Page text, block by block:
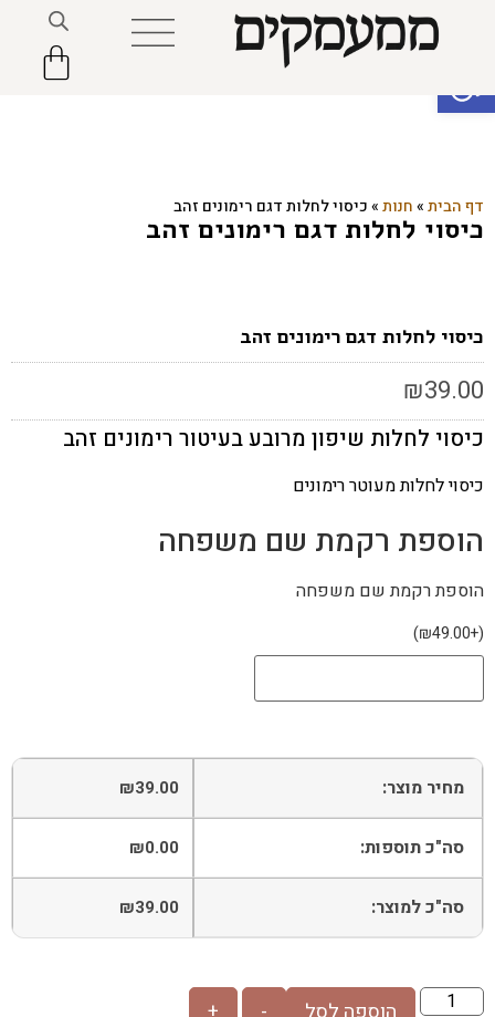
פתח סרגל נגישות
דף הבית»חנות»כיסוי לחלות דגם רימונים זהב
כיסוי לחלות דגם רימונים זהב
כיסוי לחלות דגם רימונים זהב
₪39.00
כיסוי לחלות שיפון מרובע בעיטור רימונים זהב
כיסוי לחלות מעוטר רימונים
הוספת רקמת שם משפחה
הוספת רקמת שם משפחה
(
+
₪49.00
)
מחיר מוצר: ₪39.00
סה"כ תוספות: ₪0.00
סה"כ למוצר: ₪39.00